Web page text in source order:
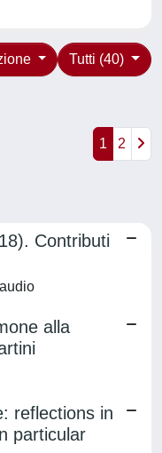
Tutti (40)
1 2
Contributi
alla
reflections in
particular